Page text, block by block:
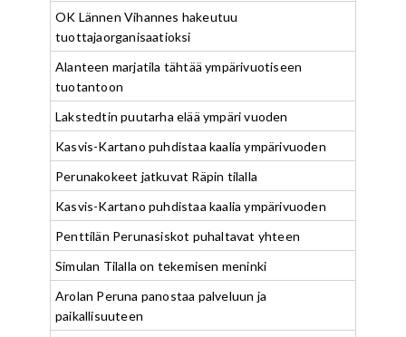
OK Lännen Vihannes hakeutuu
tuottajaorganisaatioksi
Alanteen marjatila tähtää ympärivuotiseen
tuotantoon
Lakstedtin puutarha elää ympäri vuoden
Kasvis-Kartano puhdistaa kaalia ympärivuoden
Perunakokeet jatkuvat Räpin tilalla
Kasvis-Kartano puhdistaa kaalia ympärivuoden
Penttilän Perunasiskot puhaltavat yhteen
Simulan Tilalla on tekemisen meninki
Arolan Peruna panostaa palveluun ja
paikallisuuteen